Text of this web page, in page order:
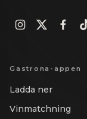
Gastrona-appen
Ladda ner
Vinmatchning